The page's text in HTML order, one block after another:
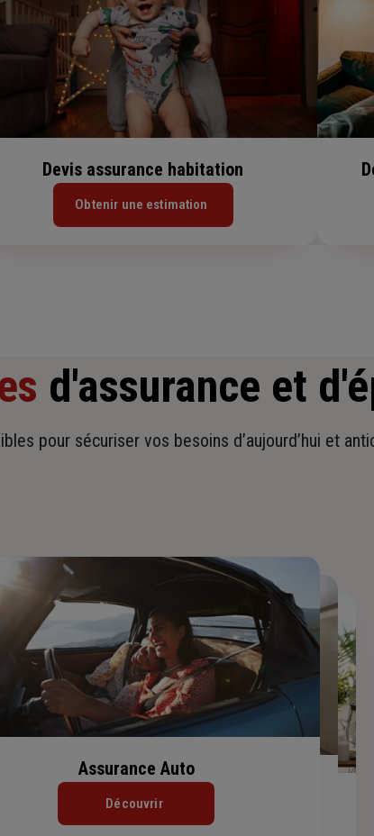
Devis assurance habitation
Obtenir une estimation
d'assurance et
pour sécuriser vos besoins d’aujourd’hui et
Assurance de prêt immobilier
Assurance Habitation
Assurance Auto
Découvrir